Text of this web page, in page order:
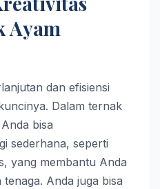
Ayam
dan efisiensi
Dalam ternak
bisa
sederhana, seperti
yang membantu Anda
Anda juga bisa